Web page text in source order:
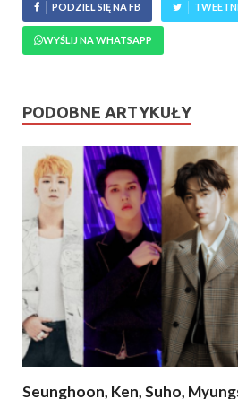
PODZIEL SIĘ NA FB
WYŚLIJ NA WHATSAPP
PODOBNE ARTYKUŁY
Seunghoon, Ken, Suho,